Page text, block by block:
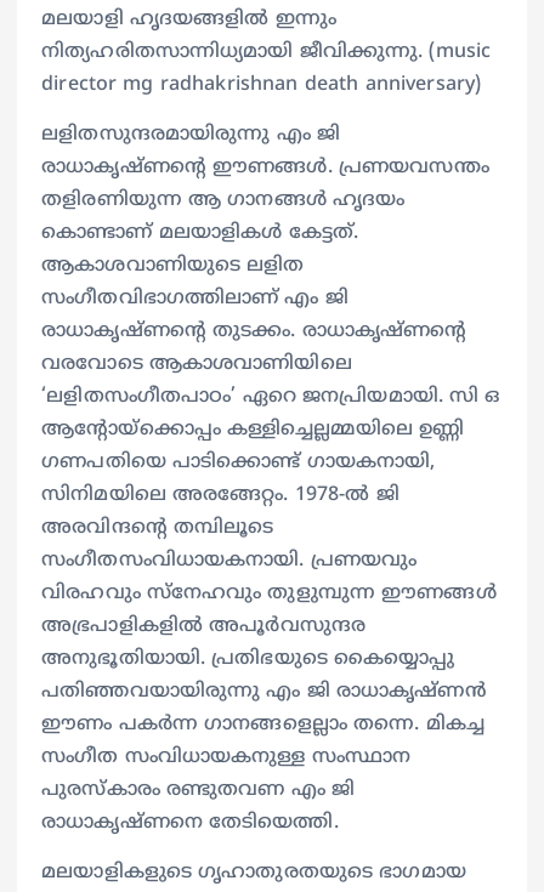
മലയാളി ഹൃദയങ്ങളില്‍ ഇന്നും
നിത്യഹരിതസാന്നിധ്യമായി ജീവിക്കുന്നു. (music
director mg radhakrishnan death anniversary)
ലളിതസുന്ദരമായിരുന്നു എം ജി
രാധാകൃഷ്ണന്റെ ഈണങ്ങള്‍. പ്രണയവസന്തം
തളിരണിയുന്ന ആ ഗാനങ്ങള്‍ ഹൃദയം
കൊണ്ടാണ് മലയാളികള്‍ കേട്ടത്.
ആകാശവാണിയുടെ ലളിത
സംഗീതവിഭാഗത്തിലാണ് എം ജി
രാധാകൃഷ്ണന്റെ തുടക്കം. രാധാകൃഷ്ണന്റെ
വരവോടെ ആകാശവാണിയിലെ
‘ലളിതസംഗീതപാഠം’ ഏറെ ജനപ്രിയമായി. സി ഒ
ആന്റോയ്ക്കൊപ്പം കള്ളിച്ചെല്ലമ്മയിലെ ഉണ്ണി
ഗണപതിയെ പാടിക്കൊണ്ട് ഗായകനായി,
സിനിമയിലെ അരങ്ങേറ്റം. 1978-ല്‍ ജി
അരവിന്ദന്റെ തമ്പിലൂടെ
സംഗീതസംവിധായകനായി. പ്രണയവും
വിരഹവും സ്നേഹവും തുളുമ്പുന്ന ഈണങ്ങള്‍
അഭ്രപാളികളില്‍ അപൂര്‍വസുന്ദര
അനുഭൂതിയായി. പ്രതിഭയുടെ കൈയ്യൊപ്പു
പതിഞ്ഞവയായിരുന്നു എം ജി രാധാകൃഷ്ണന്‍
ഈണം പകര്‍ന്ന ഗാനങ്ങളെല്ലാം തന്നെ. മികച്ച
സംഗീത സംവിധായകനുള്ള സംസ്ഥാന
പുരസ്‌കാരം രണ്ടുതവണ എം ജി
രാധാകൃഷ്ണനെ തേടിയെത്തി.
മലയാളികളുടെ ഗൃഹാതുരതയുടെ ഭാഗമായ